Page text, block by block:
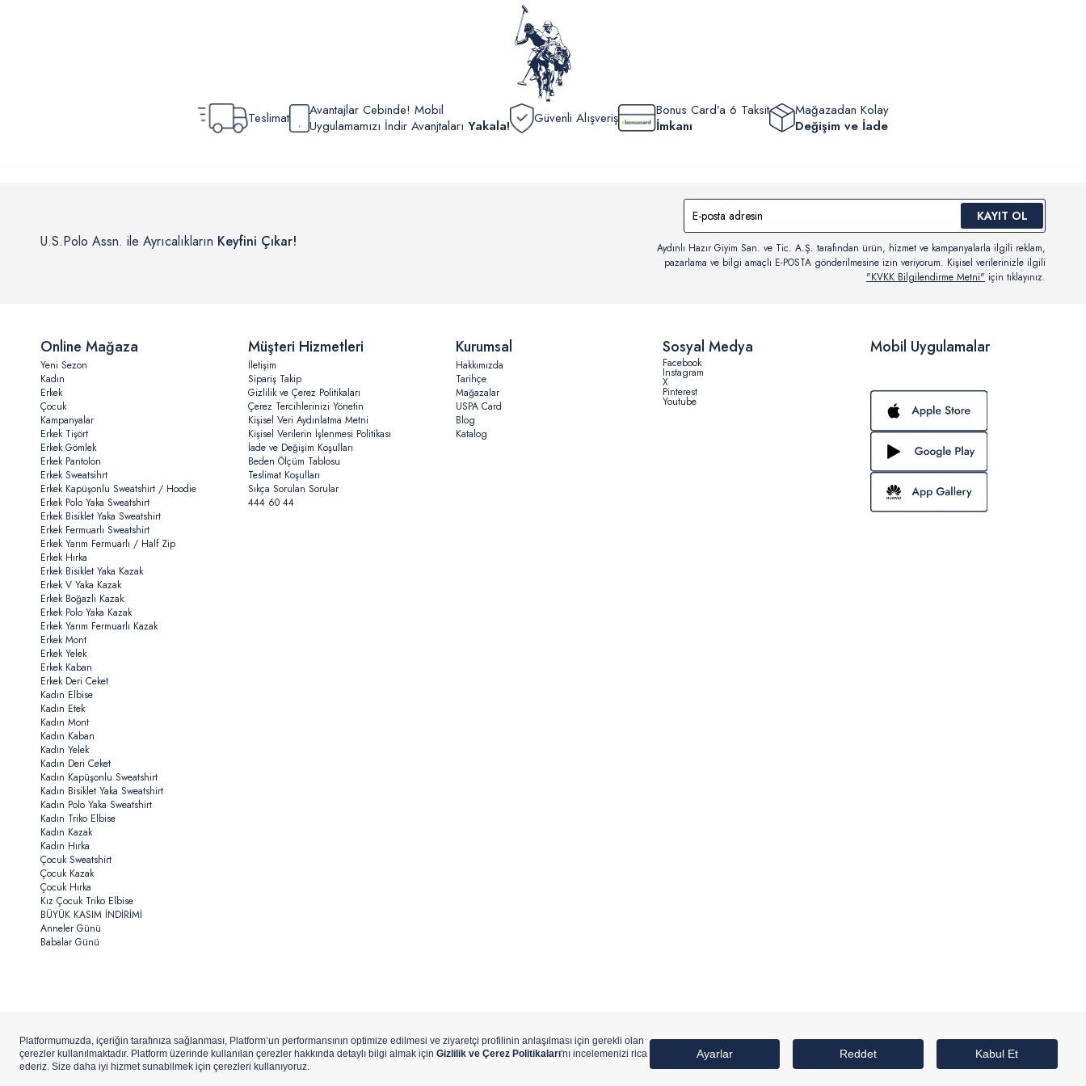
Teslimat
Avantajlar Cebinde! Mobil
Uygulamamızı İndir Avanjtaları Yakala! Güvenli Alışveriş
Bonus Card’a 6 Taksit
İmkanı
Mağazadan Kolay
Değişim ve İade
U.S.Polo Assn. ile Ayrıcalıkların Keyfini Çıkar!
KAYIT OL
Aydınlı Hazır Giyim San. ve Tic. A.Ş. tarafından ürün, hizmet ve kampanyalarla ilgili reklam,
pazarlama ve bilgi amaçlı E-POSTA gönderilmesine izin veriyorum. Kişisel verilerinizle ilgili
"KVKK Bilgilendirme Metni" için tıklayınız.
Mobil Uygulamalar
Online Mağaza
Yeni Sezon
Kadın
Erkek
Çocuk
Kampanyalar
Erkek Tişört
Erkek Gömlek
Erkek Pantolon
Erkek Sweatsihrt
Erkek Kapüşonlu Sweatshirt / Hoodie
Erkek Polo Yaka Sweatshirt
Erkek Bisiklet Yaka Sweatshirt
Erkek Fermuarlı Sweatshirt
Erkek Yarım Fermuarlı / Half Zip
Erkek Hırka
Erkek Bisiklet Yaka Kazak
Erkek V Yaka Kazak
Erkek Boğazlı Kazak
Erkek Polo Yaka Kazak
Erkek Yarım Fermuarlı Kazak
Erkek Mont
Erkek Yelek
Erkek Kaban
Erkek Deri Ceket
Kadın Elbise
Kadın Etek
Kadın Mont
Kadın Kaban
Kadın Yelek
Kadın Deri Ceket
Kadın Kapüşonlu Sweatshirt
Kadın Bisiklet Yaka Sweatshirt
Kadın Polo Yaka Sweatshirt
Kadın Triko Elbise
Kadın Kazak
Kadın Hırka
Çocuk Sweatshirt
Çocuk Kazak
Çocuk Hırka
Kız Çocuk Triko Elbise
BÜYÜK KASIM İNDİRİMİ
Anneler Günü
Babalar Günü
Müşteri Hizmetleri
İletişim
Sipariş Takip
Gizlilik ve Çerez Politikaları
Çerez Tercihlerinizi Yönetin
Kişisel Veri Aydınlatma Metni
Kişisel Verilerin İşlenmesi Politikası
İade ve Değişim Koşulları
Beden Ölçüm Tablosu
Teslimat Koşulları
Sıkça Sorulan Sorular
444 60 44
Kurumsal
Hakkımızda
Tarihçe
Mağazalar
USPA Card
Blog
Katalog
Sosyal Medya
Facebook
Instagram
X
Pinterest
Youtube
Copyright ©U.S.Polo Assn.Aydınlı Hazır Giyim A.Ş. iştirakidir.ETBİS’eKayıtlıdır.